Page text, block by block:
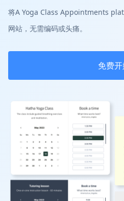
将A Yoga Class Appointments
网站，无需编码或头痛。
免费